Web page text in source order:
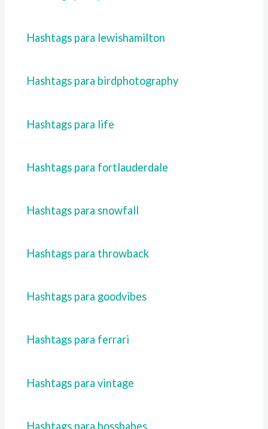
Hashtags para lewishamilton
Hashtags para birdphotography
Hashtags para life
Hashtags para fortlauderdale
Hashtags para snowfall
Hashtags para throwback
Hashtags para goodvibes
Hashtags para ferrari
Hashtags para vintage
Hashtags para bossbabes